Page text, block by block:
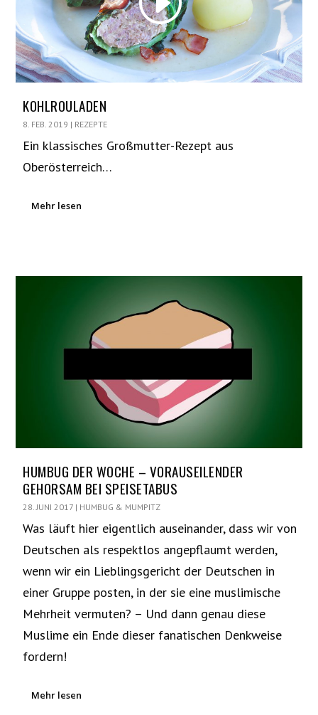
KOHLROULADEN
8. FEB. 2019 | REZEPTE
Ein klassisches Großmutter-Rezept aus
Oberösterreich…
Mehr lesen
HUMBUG DER WOCHE – VORAUSEILENDER
GEHORSAM BEI SPEISETABUS
28. JUNI 2017 | HUMBUG & MUMPITZ
Was läuft hier eigentlich auseinander, dass wir von
Deutschen als respektlos angepflaumt werden,
wenn wir ein Lieblingsgericht der Deutschen in
einer Gruppe posten, in der sie eine muslimische
Mehrheit vermuten? – Und dann genau diese
Muslime ein Ende dieser fanatischen Denkweise
fordern!
Mehr lesen